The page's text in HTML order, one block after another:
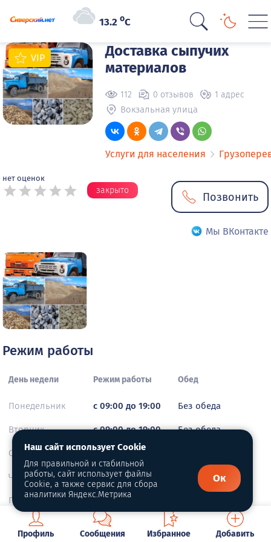
13.2oC
VIP
Доставка сыпучих
материалов
112 0 отзывов 1 адрес
Вокзальная улица
Услуги для населения
нет оценок
закрыто Позвонить
Мы ВКонтакте
Режим работы
День недели Режим работы Обед
Понедельник с 09:00 до 19:00 Без обеда
Вторник с 09:00 до 19:00 Без обеда
Среда с 09:00 до 19:00
Четверг с 09:00 до 19:00 Без обеда
Пятница с 09:00 до 19:00
Суббота с 09:00 до 19:00
Профиль Сообщения Избранное Добавить
Наш сайт использует Cookie
Для правильной и стабильной
работы, сайт использует файлы
Cookie, а также сервис для сбора
аналитики Яндекс.Метрика
Ок